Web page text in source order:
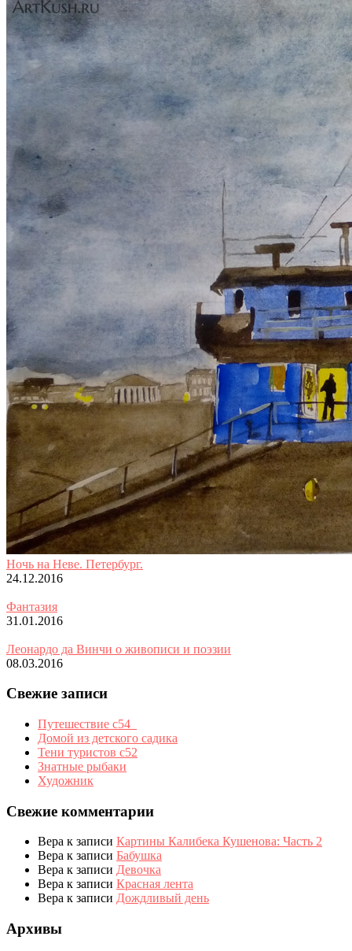
Ночь на Неве. Петербург.
24.12.2016
Фантазия
31.01.2016
Леонардо да Винчи о живописи и поэзии
08.03.2016
Свежие записи
Путешествие с54_
Домой из детского садика
Тени туристов с52
Знатные рыбаки
Художник
Свежие комментарии
Вера к записи Картины Калибека Кушенова: Часть 2
Вера к записи Бабушка
Вера к записи Девочка
Вера к записи Красная лента
Вера к записи Дождливый день
Архивы